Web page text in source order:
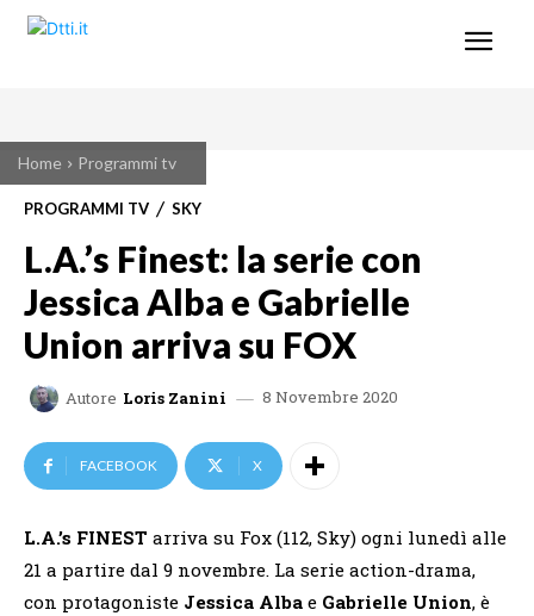
Home Programmi tv
PROGRAMMI TV SKY
L.A.’s Finest: la serie con
Jessica Alba e Gabrielle
Union arriva su FOX
Autore Loris Zanini 8 Novembre 2020
FACEBOOK X
L.A.’s FINEST arriva su Fox (112, Sky) ogni lunedì alle
21 a partire dal 9 novembre. La serie action-drama,
con protagoniste Jessica Alba e Gabrielle Union, è